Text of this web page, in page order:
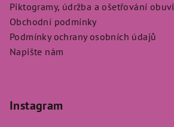
Piktogramy, údržba a ošetřování obuvi
Obchodní podmínky
Podmínky ochrany osobních údajů
Napište nám
Instagram